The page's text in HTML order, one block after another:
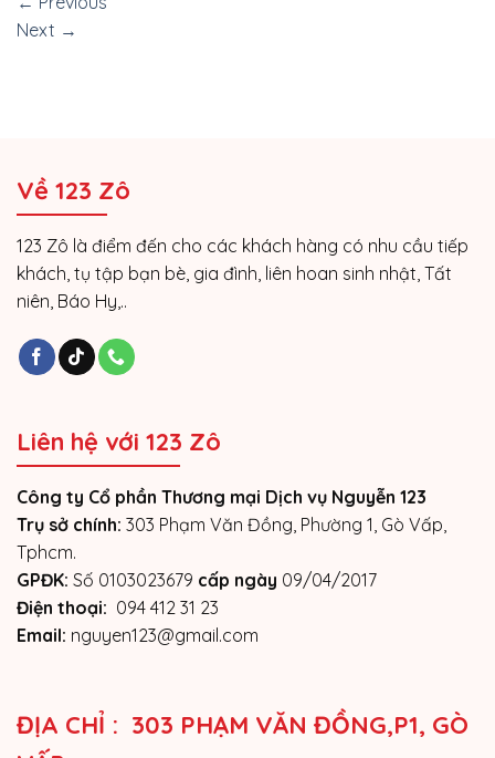
Next →
Về 123 Zô
123 Zô là điểm đến cho các khách hàng có nhu cầu tiếp
khách, tụ tập bạn bè, gia đình, liên hoan sinh nhật, Tất
niên, Báo Hy,..
Liên hệ với 123 Zô
Công ty Cổ phần Thương mại Dịch vụ Nguyễn 123
Trụ sở chính: 303 Phạm Văn Đồng, Phường 1, Gò Vấp,
Tphcm.
GPĐK: Số 0103023679 cấp ngày 09/04/2017
Điện thoại: 094 412 31 23
Email: nguyen123@gmail.com
ĐỊA CHỈ : 303 PHẠM VĂN ĐỒNG,P1, GÒ